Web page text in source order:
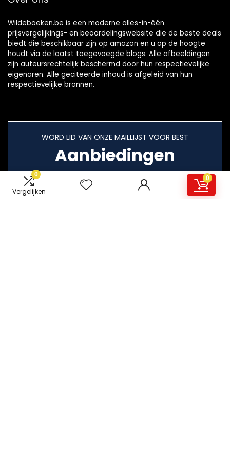
0
Vergelijken
0
Wildeboeken.be is een moderne alles-in-één
prijsvergelijkings- en beoordelingswebsite die de beste deals
biedt die beschikbaar zijn op amazon en u op de hoogte
houdt via de laatst toegevoegde blogs. Alle afbeeldingen
zijn auteursrechtelijk beschermd door hun respectievelijke
eigenaren. Alle geciteerde inhoud is afgeleid van hun
respectievelijke bronnen.
WORD LID VAN ONZE MAILLIJST VOOR BEST
Aanbiedingen